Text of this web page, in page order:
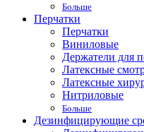
Больше
Перчатки
Перчатки
Виниловые
Держатели для
Латексные
Латексные
Нитриловые
Больше
Дезинфицирующие